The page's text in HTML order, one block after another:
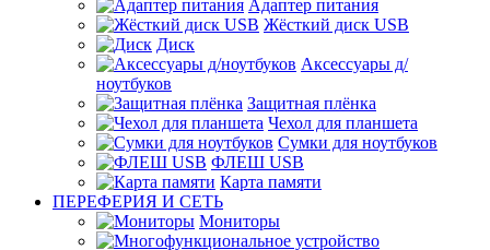
Адаптер питания
Жёсткий диск USB
Диск
Аксессуары д/
ноутбуков
Защитная плёнка
Чехол для планшета
Сумки для ноутбуков
ФЛЕШ USB
Карта памяти
ПЕРЕФЕРИЯ И СЕТЬ
Мониторы